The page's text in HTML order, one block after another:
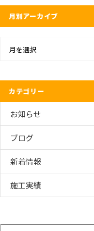
月別アーカイブ
月を選択
カテゴリー
お知らせ
ブログ
新着情報
施工実績